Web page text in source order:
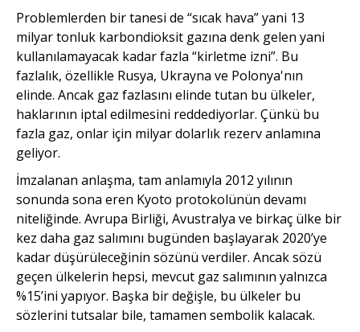
Problemlerden bir tanesi de “sıcak hava” yani 13
milyar tonluk karbondioksit gazına denk gelen yani
kullanılamayacak kadar fazla “kirletme izni”. Bu
fazlalık, özellikle Rusya, Ukrayna ve Polonya'nın
elinde. Ancak gaz fazlasını elinde tutan bu ülkeler,
haklarının iptal edilmesini reddediyorlar. Çünkü bu
fazla gaz, onlar için milyar dolarlık rezerv anlamına
geliyor.
İmzalanan anlaşma, tam anlamıyla 2012 yılının
sonunda sona eren Kyoto protokolünün devamı
niteliğinde. Avrupa Birliği, Avustralya ve birkaç ülke bir
kez daha gaz salımını bugünden başlayarak 2020’ye
kadar düşürüleceğinin sözünü verdiler. Ancak sözü
geçen ülkelerin hepsi, mevcut gaz salımının yalnızca
%15’ini yapıyor. Başka bir değişle, bu ülkeler bu
sözlerini tutsalar bile, tamamen sembolik kalacak.